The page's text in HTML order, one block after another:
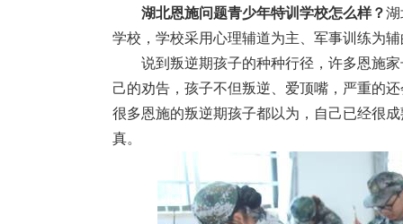
湖北恩施问题青少年特训学校怎么样？湖
学校，学校采用心理辅道为主、军事训练为
说到叛逆期孩子的种种行径，许多恩施
己的劝告，孩子不但叛逆、爱顶嘴，严重的
很多恩施的叛逆期孩子都以为，自己已经很
真。